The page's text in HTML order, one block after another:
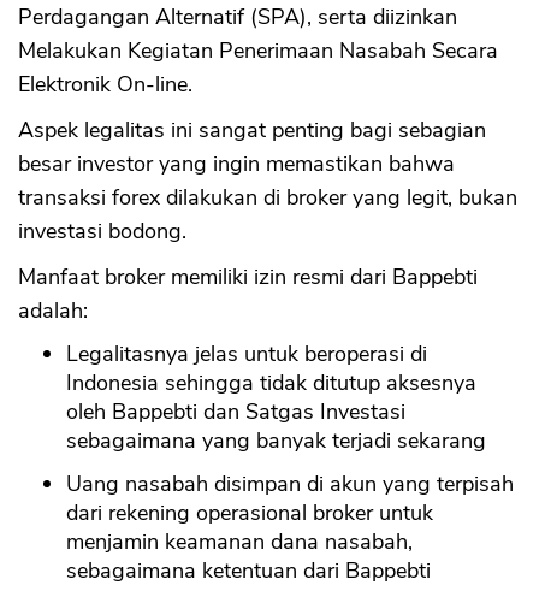
Perdagangan Alternatif (SPA), serta diizinkan
Melakukan Kegiatan Penerimaan Nasabah Secara
Elektronik On-line.
Aspek legalitas ini sangat penting bagi sebagian
besar investor yang ingin memastikan bahwa
transaksi forex dilakukan di broker yang legit, bukan
investasi bodong.
Manfaat broker memiliki izin resmi dari Bappebti
adalah:
Legalitasnya jelas untuk beroperasi di
Indonesia sehingga tidak ditutup aksesnya
oleh Bappebti dan Satgas Investasi
sebagaimana yang banyak terjadi sekarang
Uang nasabah disimpan di akun yang terpisah
dari rekening operasional broker untuk
menjamin keamanan dana nasabah,
sebagaimana ketentuan dari Bappebti